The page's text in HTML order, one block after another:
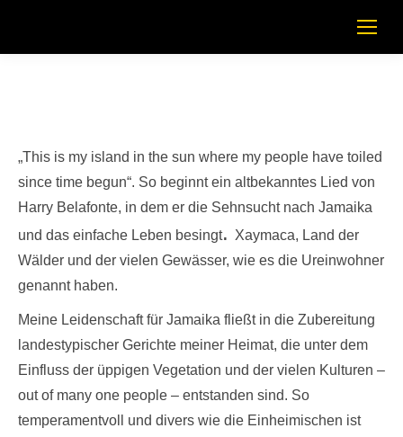
„This is my island in the sun where my people have toiled
since time begun“. So beginnt ein altbekanntes Lied von
Harry Belafonte, in dem er die Sehnsucht nach Jamaika
und das einfache Leben besingt. Xaymaca, Land der
Wälder und der vielen Gewässer, wie es die Ureinwohner
genannt haben.
Meine Leidenschaft für Jamaika fließt in die Zubereitung
landestypischer Gerichte meiner Heimat, die unter dem
Einfluss der üppigen Vegetation und der vielen Kulturen –
out of many one people – entstanden sind. So
temperamentvoll und divers wie die Einheimischen ist